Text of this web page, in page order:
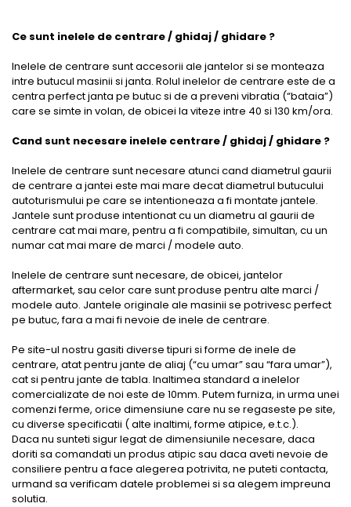
Ce sunt inelele de centrare / ghidaj / ghidare ?
Inelele de centrare sunt accesorii ale jantelor si se monteaza
intre butucul masinii si janta. Rolul inelelor de centrare este de a
centra perfect janta pe butuc si de a preveni vibratia (“bataia”)
care se simte in volan, de obicei la viteze intre 40 si 130 km/ora.
Cand sunt necesare inelele centrare / ghidaj / ghidare ?
Inelele de centrare sunt necesare atunci cand diametrul gaurii
de centrare a jantei este mai mare decat diametrul butucului
autoturismului pe care se intentioneaza a fi montate jantele.
Jantele sunt produse intentionat cu un diametru al gaurii de
centrare cat mai mare, pentru a fi compatibile, simultan, cu un
numar cat mai mare de marci / modele auto.
Inelele de centrare sunt necesare, de obicei, jantelor
aftermarket, sau celor care sunt produse pentru alte marci /
modele auto. Jantele originale ale masinii se potrivesc perfect
pe butuc, fara a mai fi nevoie de inele de centrare.
Pe site-ul nostru gasiti diverse tipuri si forme de inele de
centrare, atat pentru jante de aliaj (“cu umar” sau “fara umar”),
cat si pentru jante de tabla. Inaltimea standard a inelelor
comercializate de noi este de 10mm. Putem furniza, in urma unei
comenzi ferme, orice dimensiune care nu se regaseste pe site,
cu diverse specificatii ( alte inaltimi, forme atipice, e.t.c.).
Daca nu sunteti sigur legat de dimensiunile necesare, daca
doriti sa comandati un produs atipic sau daca aveti nevoie de
consiliere pentru a face alegerea potrivita, ne puteti contacta,
urmand sa verificam datele problemei si sa alegem impreuna
solutia.